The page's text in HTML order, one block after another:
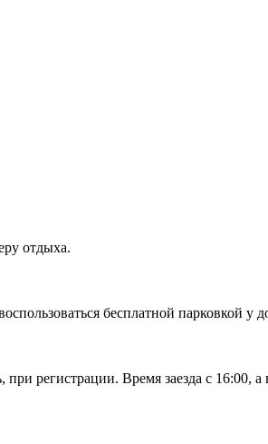
отдыха.
бесплатной парковкой у
регистрации. Время заезда с 16:00, а